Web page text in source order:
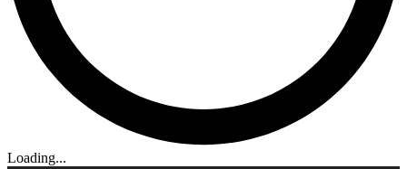
Loading...